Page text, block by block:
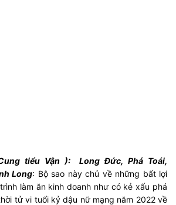
tiểu Vận ): Long Đức, Phá Toái,
Long: Bộ sao này chủ về những bất lợi
làm ăn kinh doanh như có kẻ xấu phá
tử vi tuổi kỷ dậu nữ mạng năm 2022 về